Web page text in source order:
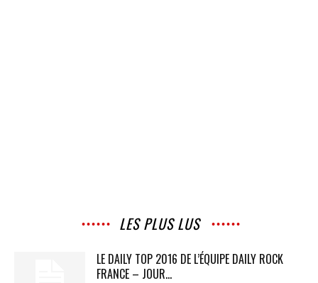
LES PLUS LUS
LE DAILY TOP 2016 DE L’ÉQUIPE DAILY ROCK
FRANCE – JOUR...